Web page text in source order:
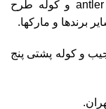
کوله پشتی با مارک CAT و نایک و کوله antler و کوله طرح
و کوله پشتی پنج